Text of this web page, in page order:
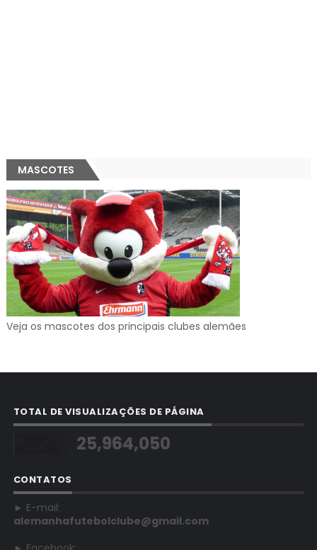
MASCOTES
Veja os mascotes dos principais clubes alemães
TOTAL DE VISUALIZAÇÕES DE PÁGINA
25,964,050
CONTATOS
► E-mail:
alemanhafutebolclube@gmail.com